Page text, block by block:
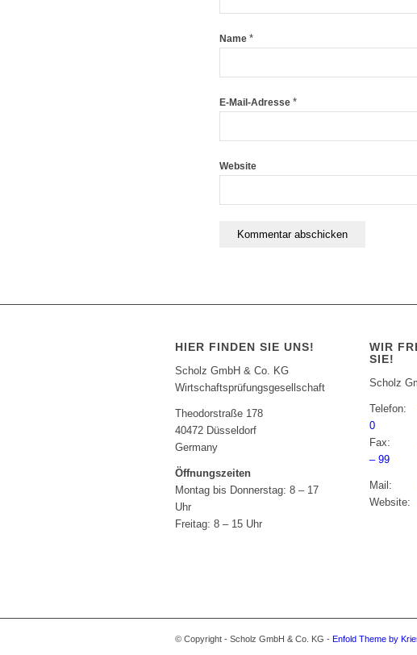
Name *
E-Mail-Adresse *
Website
HIER FINDEN SIE UNS!
Scholz GmbH & Co. KG
Wirtschaftsprüfungsgesellschaft
Theodorstraße 178
40472 Düsseldorf
Germany
Öffnungszeiten
Montag bis Donnerstag: 8 – 17
Uhr
Freitag: 8 – 15 Uhr
WIR
SIE!
Scholz
0
– 99
© Copyright - Scholz GmbH & Co. KG - Enfold Theme by